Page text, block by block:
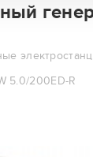
5.0/200ED-R